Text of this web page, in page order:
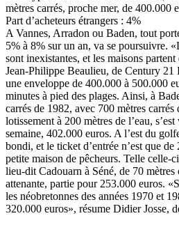
mètres carrés, proche mer, de 400.000
Part d’acheteurs étrangers : 4%
A Vannes, Arradon ou Baden, tout
5% à 8% sur un an, va se poursuivre.
sont inexistantes, et les maisons
Jean-Philippe Beaulieu, de Century 21
une enveloppe de 400.000 à 500.000
minutes à pied des plages. Ainsi, à
carrés de 1982, avec 700 mètres carrés
lotissement à 200 mètres de l’eau,
semaine, 402.000 euros. A l’est du
bondi, et le ticket d’entrée n’est que
petite maison de pêcheurs. Telle celle-
lieu-dit Cadouarn à Séné, de 70 mètres
attenante, partie pour 253.000 euros.
les néobretonnes des années 1970 et
320.000 euros», résume Didier Josse,